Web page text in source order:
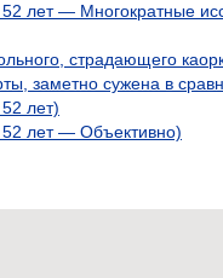
лет — Многократные
страдающего
заметно сужена в
лет)
лет — Объективно)